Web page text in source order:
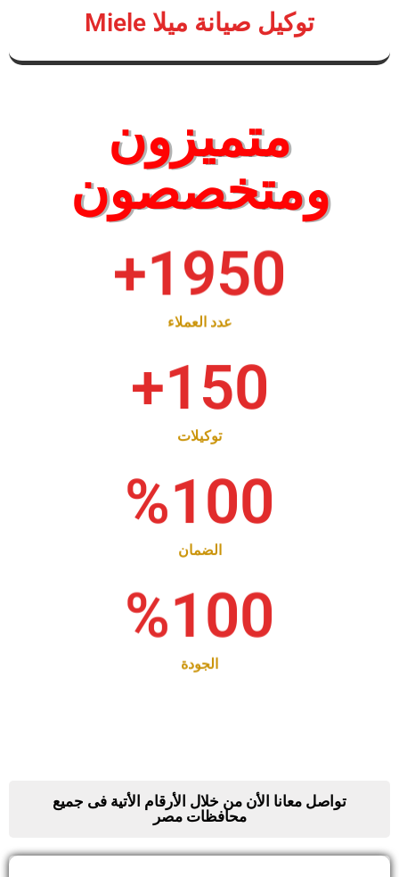
توكيل صيانة ميلا Miele
متميزون
ومتخصصون
عدد العملاء
1950
+
توكيلات
150
+
الضمان
100
%
الجودة
100
%
تواصل معانا الأن من خلال الأرقام الأتية فى جميع
محافظات مصر